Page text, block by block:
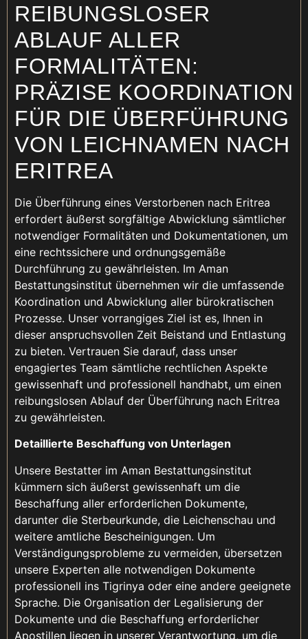
REIBUNGSLOSER
ABLAUF ALLER
FORMALITÄTEN:
PRÄZISE KOORDINATION
FÜR DIE ÜBERFÜHRUNG
VON LEICHNAMEN NACH
ERITREA
Die Überführung eines Verstorbenen nach Eritrea
erfordert äußerst sorgfältige Abwicklung sämtlicher
notwendiger Formalitäten und Dokumentationen, um
eine rechtssichere und ordnungsgemäße
Durchführung zu gewährleisten. Im Aman
Bestattungsinstitut übernehmen wir die umfassende
Koordination und Abwicklung aller bürokratischen
Prozesse. Unser vorrangiges Ziel ist es, Ihnen in
dieser anspruchsvollen Zeit Beistand und Entlastung
zu bieten. Vertrauen Sie darauf, dass unser
engagiertes Team sämtliche rechtlichen Aspekte
gewissenhaft und professionell handhabt, um einen
reibungslosen Ablauf der Überführung nach Eritrea
zu gewährleisten.
Detaillierte Beschaffung von Unterlagen
Unsere Bestatter im Aman Bestattungsinstitut
kümmern sich äußerst gewissenhaft um die
Beschaffung aller erforderlichen Dokumente,
darunter die Sterbeurkunde, die Leichenschau und
weitere amtliche Bescheinigungen. Um
Verständigungsprobleme zu vermeiden, übersetzen
unsere Experten alle notwendigen Dokumente
professionell ins Tigrinya oder eine andere geeignete
Sprache. Die Organisation der Legalisierung der
Dokumente und die Beschaffung erforderlicher
Apostillen liegen in unserer Verantwortung, um die